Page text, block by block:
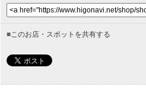
■このお店・スポットを共有する